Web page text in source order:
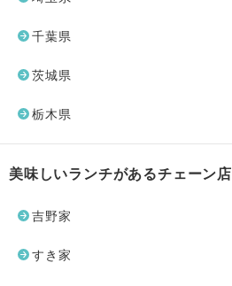
千葉県
茨城県
栃木県
美味しいランチがあるチェーン店
吉野家
すき家